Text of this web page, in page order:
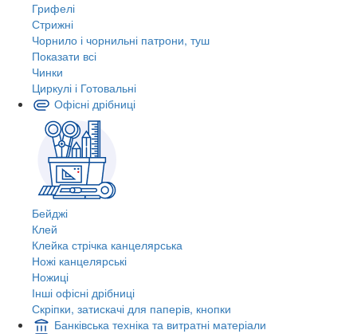
Грифелі
Стрижні
Чорнило і чорнильні патрони, туш
Показати всі
Чинки
Циркулі і Готовальні
Офісні дрібниці
Бейджі
Клей
Клейка стрічка канцелярська
Ножі канцелярські
Ножиці
Інші офісні дрібниці
Скріпки, затискачі для паперів, кнопки
Банківська техніка та витратні матеріали